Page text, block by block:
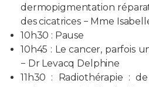
dermopigmentation
des cicatrices − Mme
10h30 : Pause
10h45 : Le cancer, parfois
− Dr Levacq Delphine
11h30 : Radiothérapie :